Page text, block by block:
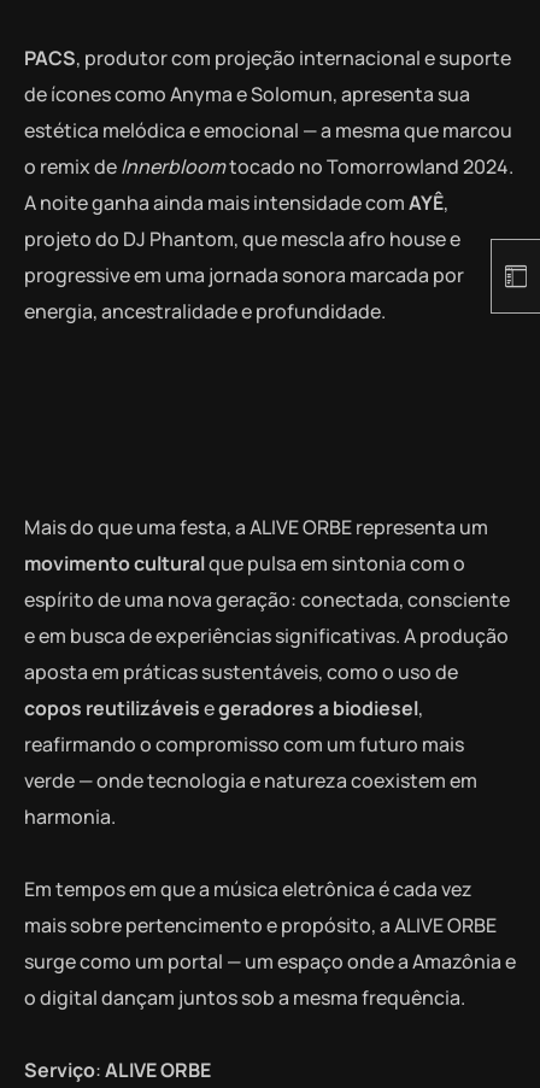
PACS, produtor com projeção internacional e suporte
de ícones como Anyma e Solomun, apresenta sua
estética melódica e emocional — a mesma que marcou
o remix deInnerbloomtocado no Tomorrowland 2024.
A noite ganha ainda mais intensidade comAYÊ,
projeto do DJ Phantom, que mescla afro house e
progressive em uma jornada sonora marcada por
energia, ancestralidade e profundidade.
Mais do que uma festa, a ALIVE ORBE representa um
movimento culturalque pulsa em sintonia com o
espírito de uma nova geração: conectada, consciente
e em busca de experiências significativas. A produção
aposta em práticas sustentáveis, como o uso de
copos reutilizáveisegeradores a biodiesel,
reafirmando o compromisso com um futuro mais
verde — onde tecnologia e natureza coexistem em
harmonia.
Em tempos em que a música eletrônica é cada vez
mais sobre pertencimento e propósito, a ALIVE ORBE
surge como um portal — um espaço onde a Amazônia e
o digital dançam juntos sob a mesma frequência.
Serviço:ALIVE ORBE